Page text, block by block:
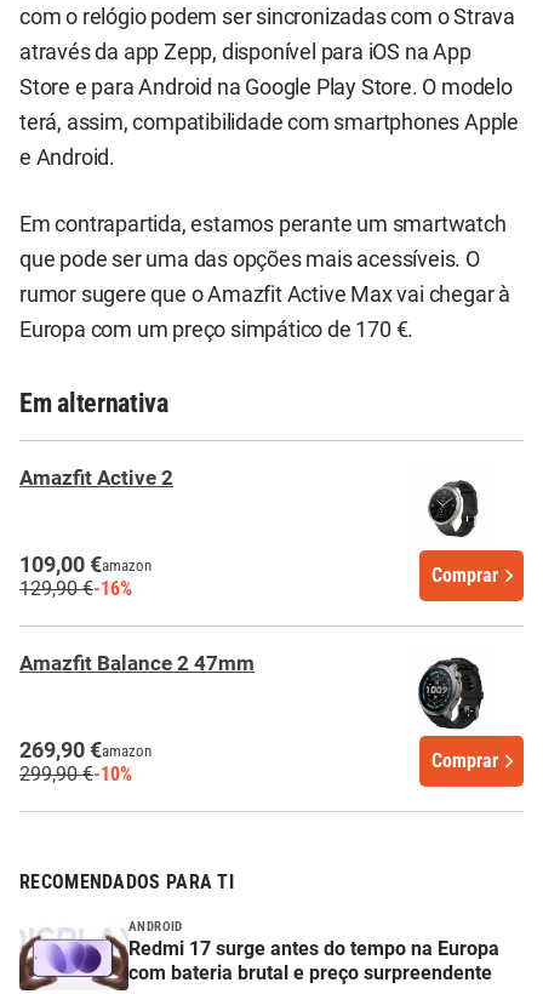
com o relógio podem ser sincronizadas com o Strava
através da app Zepp, disponível para iOS na App
Store e para Android na Google Play Store. O modelo
terá, assim, compatibilidade com smartphones Apple
e Android.
Em contrapartida, estamos perante um smartwatch
que pode ser uma das opções mais acessíveis. O
rumor sugere que o Amazfit Active Max vai chegar à
Europa com um preço simpático de 170 €.
Em alternativa
Amazfit Active 2
109,00 €amazon
129,90 €-16%
Comprar
Amazfit Balance 2 47mm
269,90 €amazon
299,90 €-10%
Comprar
RECOMENDADOS PARA TI
ANDROID
Redmi 17 surge antes do tempo na Europa
com bateria brutal e preço surpreendente